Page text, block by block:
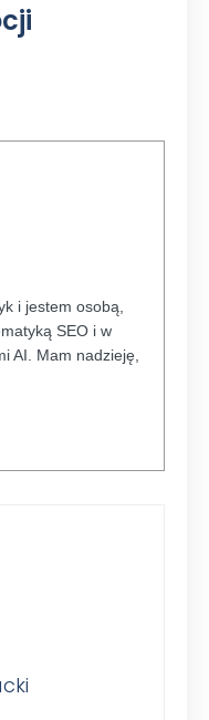
i jestem osobą,
SEO i w
AI. Mam nadzieję,